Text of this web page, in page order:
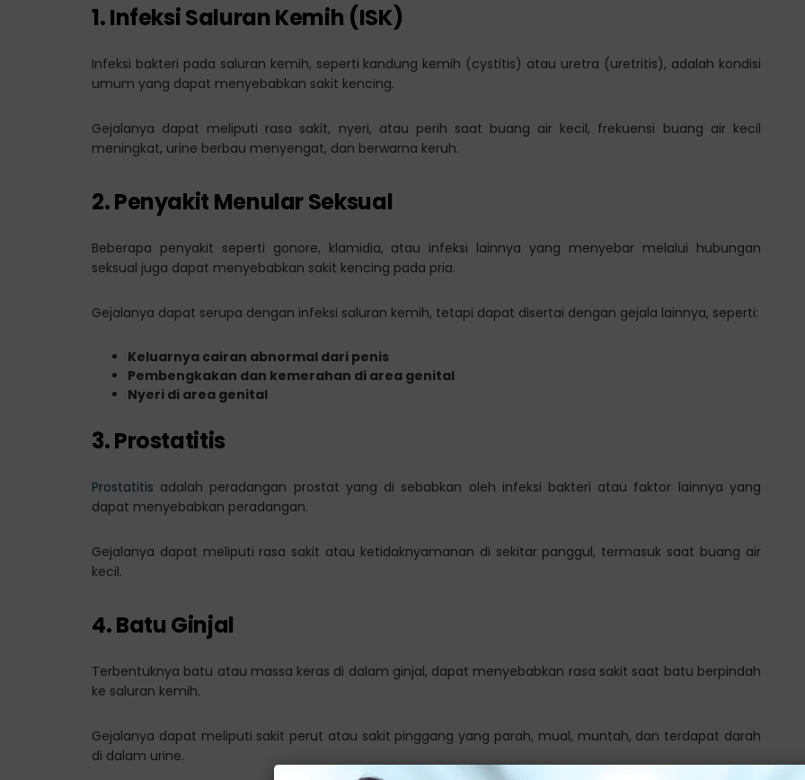
1. Infeksi Saluran Kemih (ISK)
Infeksi bakteri pada saluran kemih, seperti kandung kemih (cystitis) atau uretra (uretritis), adalah kondisi
umum yang dapat menyebabkan sakit kencing.
Gejalanya dapat meliputi rasa sakit, nyeri, atau perih saat buang air kecil, frekuensi buang air kecil
meningkat, urine berbau menyengat, dan berwarna keruh.
2. Penyakit Menular Seksual
Beberapa penyakit seperti gonore, klamidia, atau infeksi lainnya yang menyebar melalui hubungan
seksual juga dapat menyebabkan sakit kencing pada pria.
Gejalanya dapat serupa dengan infeksi saluran kemih, tetapi dapat disertai dengan gejala lainnya, seperti:
Keluarnya cairan abnormal dari penis
Pembengkakan dan kemerahan di area genital
Nyeri di area genital
3. Prostatitis
Prostatitis adalah peradangan prostat yang di sebabkan oleh infeksi bakteri atau faktor lainnya yang
dapat menyebabkan peradangan.
Gejalanya dapat meliputi rasa sakit atau ketidaknyamanan di sekitar panggul, termasuk saat buang air
kecil.
4. Batu Ginjal
Terbentuknya batu atau massa keras di dalam ginjal, dapat menyebabkan rasa sakit saat batu berpindah
ke saluran kemih.
Gejalanya dapat meliputi sakit perut atau sakit pinggang yang parah, mual, muntah, dan terdapat darah
di dalam urine.